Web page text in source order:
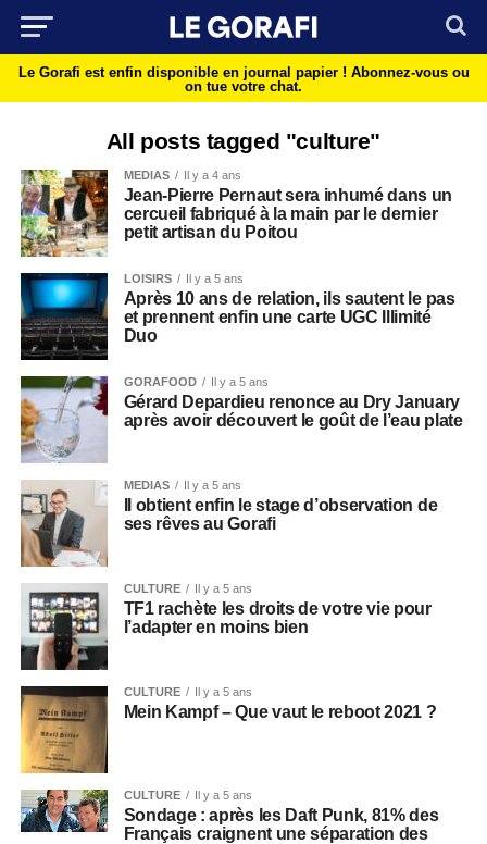
Le Gorafi est enfin disponible en journal papier ! Abonnez-vous ou
on tue votre chat.
All posts tagged "culture"
MEDIAS Il y a 4 ans
Jean-Pierre Pernaut sera inhumé dans un
cercueil fabriqué à la main par le dernier
petit artisan du Poitou
LOISIRS Il y a 5 ans
Après 10 ans de relation, ils sautent le pas
et prennent enfin une carte UGC Illimité
Duo
GORAFOOD Il y a 5 ans
Gérard Depardieu renonce au Dry January
après avoir découvert le goût de l’eau plate
MEDIAS Il y a 5 ans
Il obtient enfin le stage d’observation de
ses rêves au Gorafi
CULTURE Il y a 5 ans
TF1 rachète les droits de votre vie pour
l’adapter en moins bien
CULTURE Il y a 5 ans
Mein Kampf – Que vaut le reboot 2021 ?
CULTURE Il y a 5 ans
Sondage : après les Daft Punk, 81% des
Français craignent une séparation des